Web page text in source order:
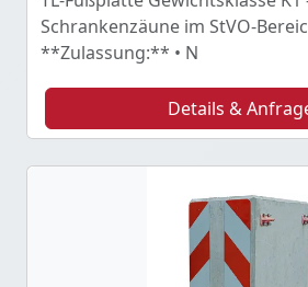
Schrankenzäune im StVO-
**Zulassung:** • N
Details &